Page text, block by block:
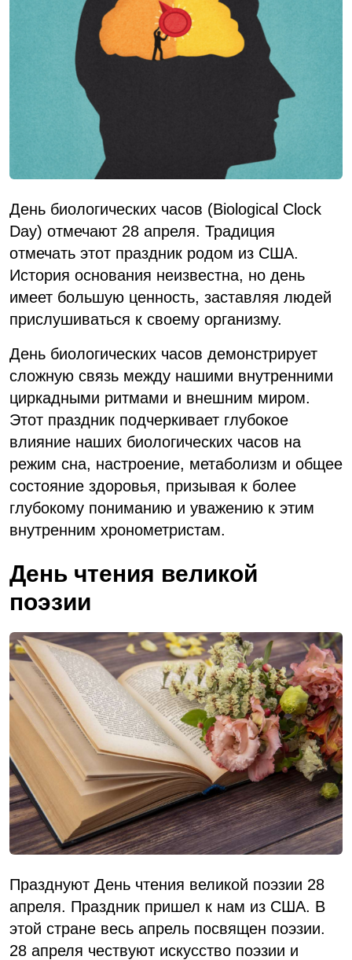
День биологических часов (Biological Clock
Day) отмечают 28 апреля. Традиция
отмечать этот праздник родом из США.
История основания неизвестна, но день
имеет большую ценность, заставляя людей
прислушиваться к своему организму.
День биологических часов демонстрирует
сложную связь между нашими внутренними
циркадными ритмами и внешним миром.
Этот праздник подчеркивает глубокое
влияние наших биологических часов на
режим сна, настроение, метаболизм и общее
состояние здоровья, призывая к более
глубокому пониманию и уважению к этим
внутренним хронометристам.
День чтения великой
поэзии
Празднуют День чтения великой поэзии 28
апреля. Праздник пришел к нам из США. В
этой стране весь апрель посвящен поэзии.
28 апреля чествуют искусство поэзии и